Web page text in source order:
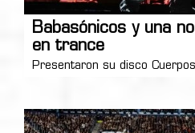
Babasónicos y una
en trance
Presentaron su disco